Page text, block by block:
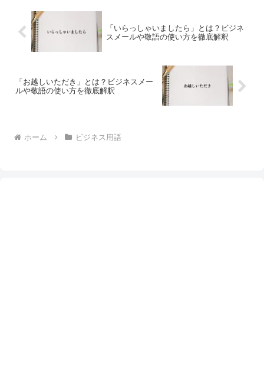
「いらっしゃいましたら」とは？ビジネ
スメールや敬語の使い方を徹底解釈
「お越しいただき」とは？ビジネスメー
ルや敬語の使い方を徹底解釈
ホーム ビジネス用語